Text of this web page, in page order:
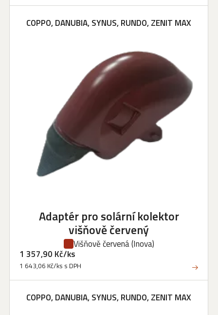
COPPO, DANUBIA, SYNUS, RUNDO, ZENIT MAX
Adaptér pro solární kolektor
višňově červený
Višňově červená(Inova)
1 357,90 Kč/ks
1 643,06 Kč/ks s DPH
COPPO, DANUBIA, SYNUS, RUNDO, ZENIT MAX